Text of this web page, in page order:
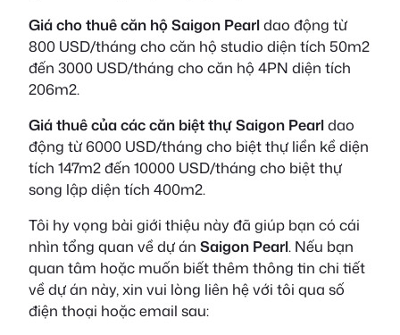
Giá cho thuê căn hộ Saigon Pearldao động từ
800 USD/tháng cho căn hộ studio diện tích 50m2
đến 3000 USD/tháng cho căn hộ 4PN diện tích
206m2.
Giá thuê của các căn biệt thự Saigon Pearldao
động từ 6000 USD/tháng cho biệt thự liền kề diện
tích 147m2 đến 10000 USD/tháng cho biệt thự
song lập diện tích 400m2.
Tôi hy vọng bài giới thiệu này đã giúp bạn có cái
nhìn tổng quan về dự án Saigon Pearl. Nếu bạn
quan tâm hoặc muốn biết thêm thông tin chi tiết
về dự án này, xin vui lòng liên hệ với tôi qua số
điện thoại hoặc email sau: